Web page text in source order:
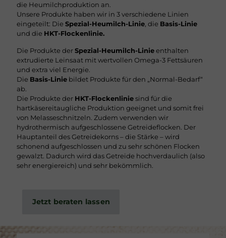
die Heumilchproduktion an.
Unsere Produkte haben wir in 3 verschiedene Linien
eingeteilt: Die Spezial-Heumilch-Linie , die Basis-Linie
und die HKT-Flockenlinie.
Die Produkte derSpezial-Heumilch-Linieenthalten
extrudierte Leinsaat mit wertvollen Omega-3 Fettsäuren
und extra viel Energie.
Die Basis-Linie bildet Produkte für den „Normal-Bedarf“
ab.
Die Produkte der HKT-Flockenliniesind für die
hartkäsereitaugliche Produktion geeignet und somit frei
von Melasseschnitzeln. Zudem verwenden wir
hydrothermisch aufgeschlossene Getreideflocken. Der
Hauptanteil des Getreidekorns – die Stärke – wird
schonend aufgeschlossen und zu sehr schönen Flocken
gewalzt. Dadurch wird das Getreide hochverdaulich (also
sehr energiereich) und sehr bekömmlich.
Jetzt beraten lassen